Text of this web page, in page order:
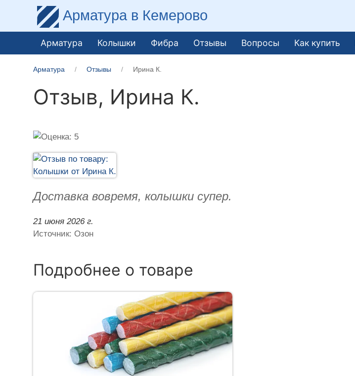
Арматура в Кемерово
Арматура Колышки Фибра Отзывы Вопросы Как купить
Арматура Отзывы Ирина К.
Отзыв, Ирина К.
Доставка вовремя, колышки супер.
21 июня 2026 г.
Источник: Озон
Подробнее о товаре